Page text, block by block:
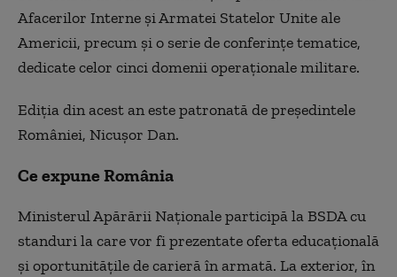
Afacerilor Interne şi Armatei Statelor Unite ale
Americii, precum şi o serie de conferinţe tematice,
dedicate celor cinci domenii operaţionale militare.
Ediţia din acest an este patronată de preşedintele
României, Nicuşor Dan.
Ce expune România
Ministerul Apărării Naţionale participă la BSDA cu
standuri la care vor fi prezentate oferta educaţională
şi oportunităţile de carieră în armată. La exterior, în